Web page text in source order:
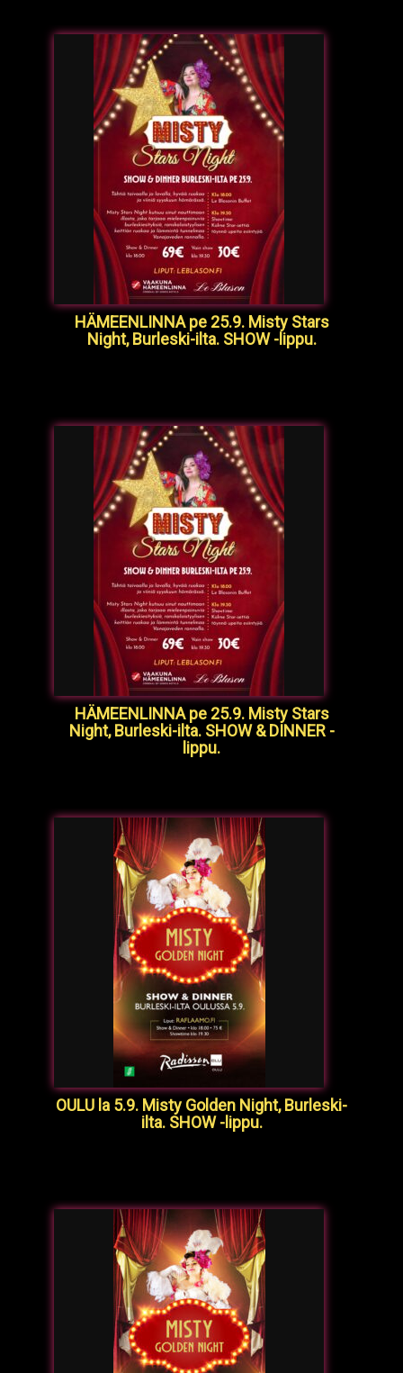
HÄMEENLINNA pe 25.9. Misty Stars
Night, Burleski-ilta. SHOW -lippu.
HÄMEENLINNA pe 25.9. Misty Stars
Night, Burleski-ilta. SHOW & DINNER -
lippu.
OULU la 5.9. Misty Golden Night, Burleski-
ilta. SHOW -lippu.